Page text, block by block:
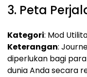
3. Peta
Kategori: Mod
Keterangan:
diperlukan bagi
dunia Anda secara